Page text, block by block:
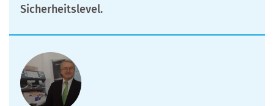
Sicherheitslevel.